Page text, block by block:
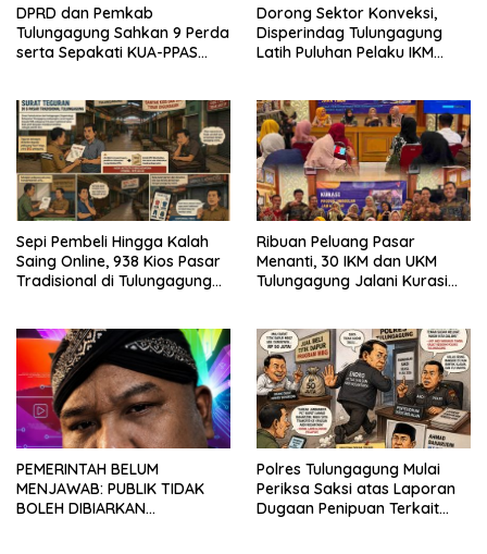
DPRD dan Pemkab
Tulungagung Sahkan 9 Perda
serta Sepakati KUA-PPAS
Dorong Sektor Konveksi,
Disperindag Tulungagung
Latih Puluhan Pelaku IKM
Sepi Pembeli Hingga Kalah
Saing Online, 938 Kios Pasar
Tradisional di Tulungagung
Ribuan Peluang Pasar
Menanti, 30 IKM dan UKM
Tulungagung Jalani Kurasi
PEMERINTAH BELUM
MENJAWAB: PUBLIK TIDAK
BOLEH DIBIARKAN
Polres Tulungagung Mulai
Periksa Saksi atas Laporan
Dugaan Penipuan Terkait